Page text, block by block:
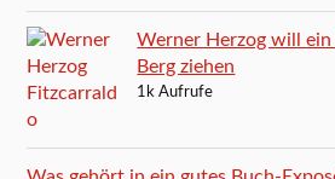
Werner Herzog will
Berg ziehen
1k Aufrufe